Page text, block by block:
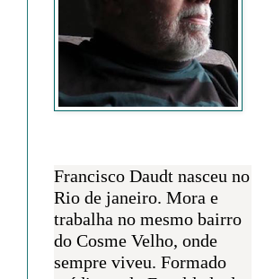
Francisco Daudt nasceu no
Rio de janeiro. Mora e
trabalha no mesmo bairro
do Cosme Velho, onde
sempre viveu. Formado